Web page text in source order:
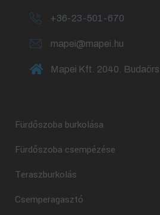
+36-23-501-670
mapei@mapei.hu
Mapei Kft. 2040.
Fürdőszoba burkolása
Fürdőszoba csempézése
Teraszburkolás
Csemperagasztó